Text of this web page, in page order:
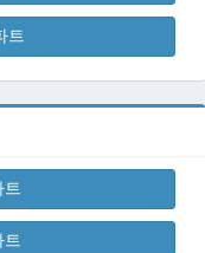
트
트
트